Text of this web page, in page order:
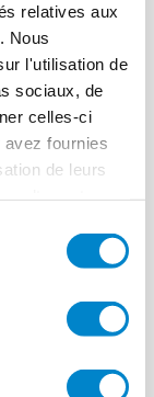
relatives aux
Nous
l'utilisation de
sociaux, de
celles-ci
fournies
de leurs